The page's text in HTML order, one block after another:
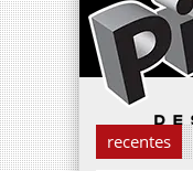
recentes